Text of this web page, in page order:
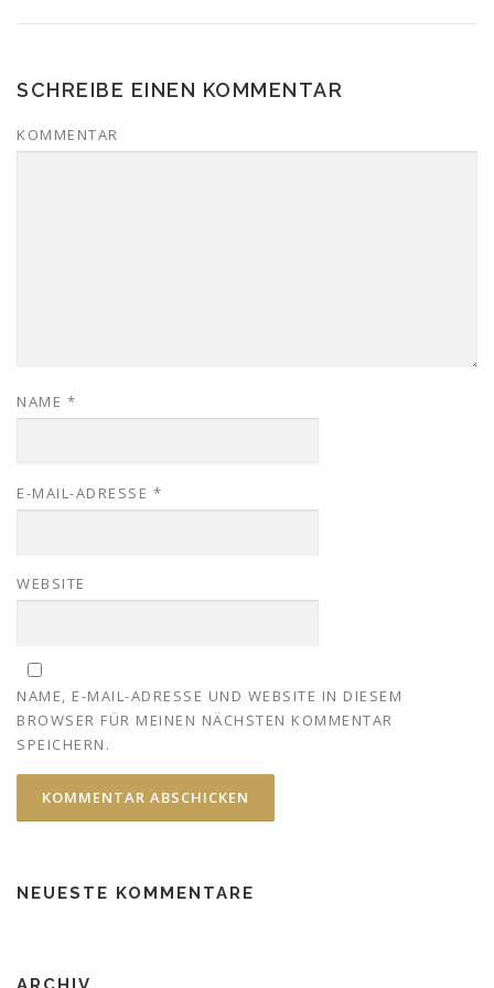
SCHREIBE EINEN KOMMENTAR
KOMMENTAR
NAME *
E-MAIL-ADRESSE *
WEBSITE
NAME, E-MAIL-ADRESSE UND WEBSITE IN DIESEM
BROWSER FÜR MEINEN NÄCHSTEN KOMMENTAR
SPEICHERN.
NEUESTE KOMMENTARE